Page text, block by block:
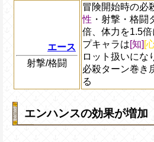
エース
射撃/格闘
冒険開始時の必
性 ・射撃・格
倍、体力を1.5
プキャラは[知] [
ロット扱いにな
必殺ターン巻き
る
エンハンスの効果が増加